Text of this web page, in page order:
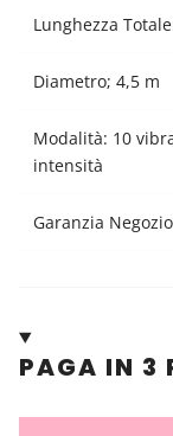
Lunghezza
Diametro; 4,5 m
Modalità: 10
intensità
Garanzia Negozio
PAGA IN 3